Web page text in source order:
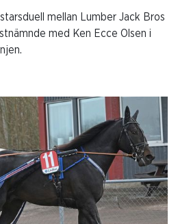
mellan Lumber Jack Bros
med Ken Ecce Olsen i